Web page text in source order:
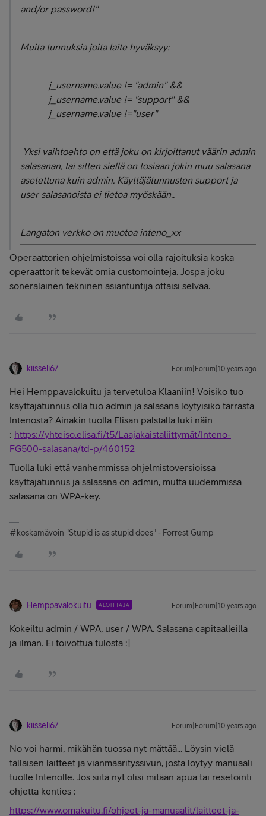
and/or password!"
Muita tunnuksia joita laite hyväksyy:
j_username.value != "admin" &&
j_username.value != "support" &&
j_username.value !="user"
Yksi vaihtoehto on että joku on kirjoittanut väärin admin
salasanan, tai sitten siellä on tosiaan jokin muu salasana
asetettuna kuin admin. Käyttäjätunnusten support ja
user salasanoista ei tietoa myöskään..
Langaton verkko on muotoa inteno_xx
Operaattorien ohjelmistoissa voi olla rajoituksia koska
operaattorit tekevät omia customointeja. Jospa joku
soneralainen tekninen asiantuntija ottaisi selvää.
kiisseli67 Forum|Forum|10 years ago
Hei Hemppavalokuitu ja tervetuloa Klaaniin! Voisiko tuo
käyttäjätunnus olla tuo admin ja salasana löytyisikö tarrasta
Intenosta? Ainakin tuolla Elisan palstalla luki näin
: https://yhteiso.elisa.fi/t5/Laajakaistaliittymät/Inteno-
FG500-salasana/td-p/460152
Tuolla luki että vanhemmissa ohjelmistoversioissa
käyttäjätunnus ja salasana on admin, mutta uudemmissa
salasana on WPA-key.
#koskamävoin "Stupid is as stupid does" - Forrest Gump
Hemppavalokuitu ALOITTAJA Forum|Forum|10 years ago
Kokeiltu admin / WPA, user / WPA. Salasana capitaalleilla
ja ilman. Ei toivottua tulosta :|
kiisseli67 Forum|Forum|10 years ago
No voi harmi, mikähän tuossa nyt mättää... Löysin vielä
tälläisen laitteet ja vianmäärityssivun, josta löytyy manuaali
tuolle Intenolle. Jos siitä nyt olisi mitään apua tai resetointi
ohjetta kenties :
https://www.omakuitu.fi/ohjeet-ja-manuaalit/laitteet-ja-